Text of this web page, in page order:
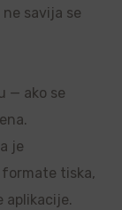
savija se
— ako se
je
tiska,
aplikacije.